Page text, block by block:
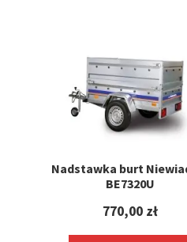
Nadstawka burt
BE7320U
770,00 zł